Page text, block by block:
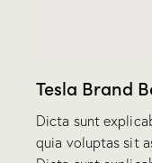
Tesla Brand
Dicta sunt
quia voluptas sit